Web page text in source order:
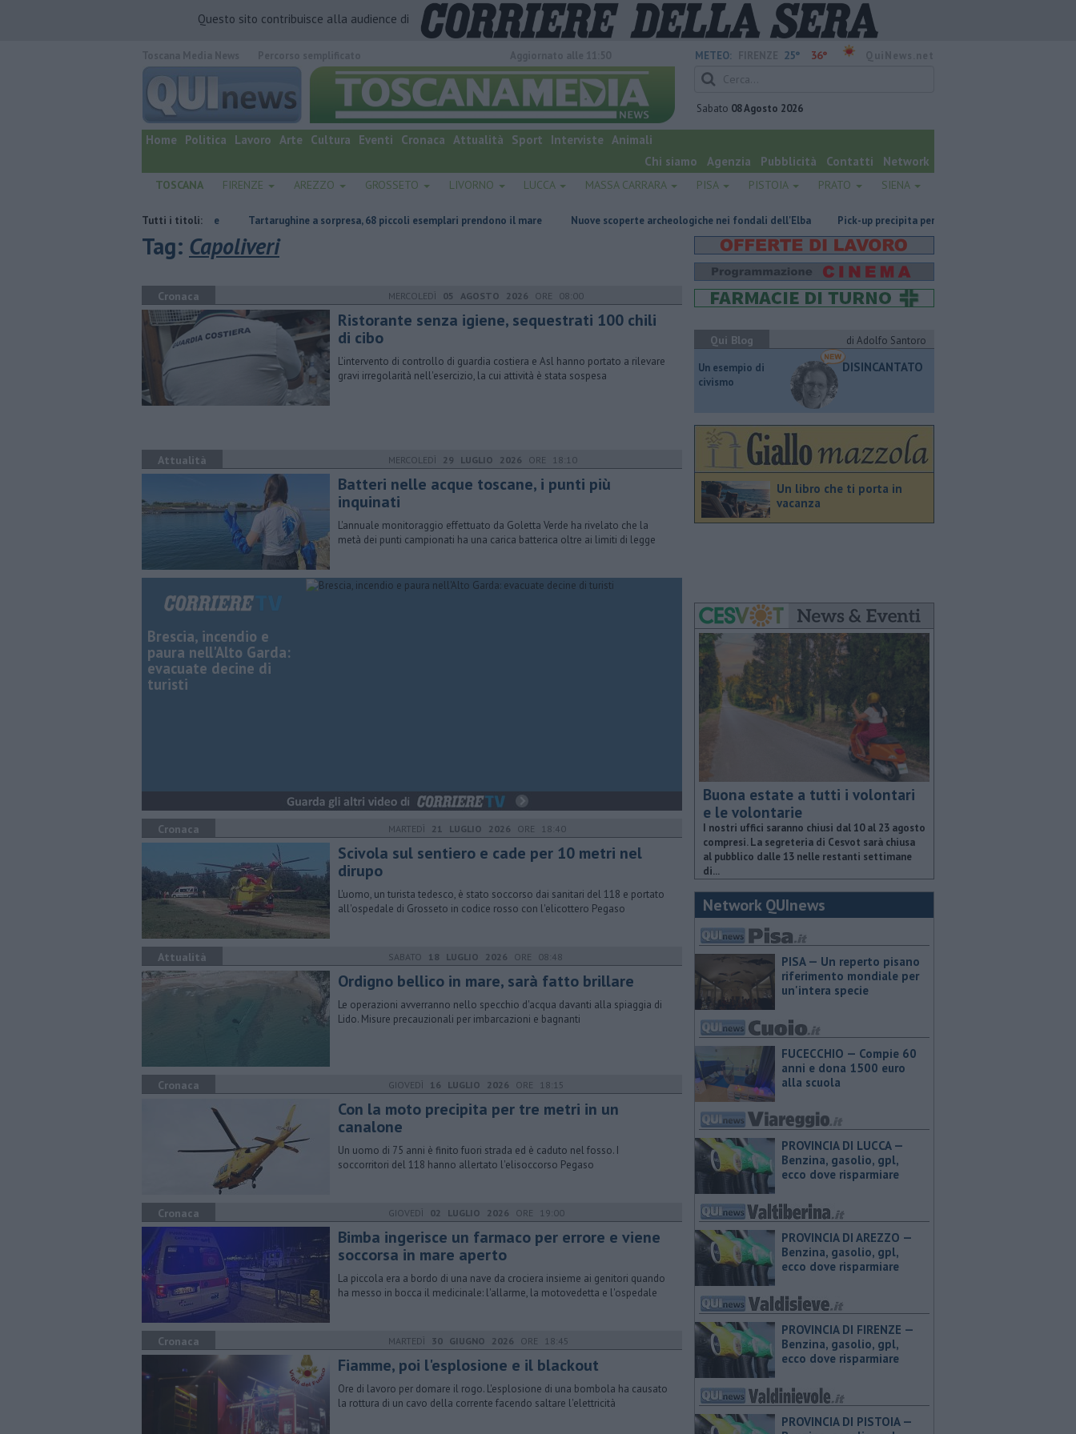
Questo sito contribuisce alla audience di
quotidiano online.
METEO: 25° 36°
Sabato 08 Agosto 2026
Home Politica Lavoro Arte Cultura Eventi Cronaca Attualità Sport Interviste Animali
Chi siamo
Agenzia Pubblicità Contatti Network
TOSCANA FIRENZE AREZZO GROSSETO LIVORNO LUCCA MASSA CARRARA PISA PISTOIA PRATO SIENA
Tutti i titoli:
Tartarughine a sorpresa, 68 piccoli esemplari prendono il mare Nuove scoperte archeologiche nei fondali dell'Elba Pick-up precipita per 70 metri, due feriti nella scarpata
Tag: Capoliveri
Cronaca MERCOLEDÌ 05 AGOSTO 2026 ORE 08:00
Ristorante senza igiene, sequestrati 100 chili
di cibo
L'intervento di controllo di guardia costiera e Asl hanno portato a rilevare
gravi irregolarità nell'esercizio, la cui attività è stata sospesa
Attualità MERCOLEDÌ 29 LUGLIO 2026 ORE 18:10
Batteri nelle acque toscane, i punti più
inquinati
L'annuale monitoraggio effettuato da Goletta Verde ha rivelato che la
metà dei punti campionati ha una carica batterica oltre ai limiti di legge
Brescia, incendio e
paura nell'Alto Garda:
evacuate decine di
turisti
Cronaca MARTEDÌ 21 LUGLIO 2026 ORE 18:40
Scivola sul sentiero e cade per 10 metri nel
dirupo
L'uomo, un turista tedesco, è stato soccorso dai sanitari del 118 e portato
all'ospedale di Grosseto in codice rosso con l'elicottero Pegaso
Attualità SABATO 18 LUGLIO 2026 ORE 08:48
Ordigno bellico in mare, sarà fatto brillare
Le operazioni avverranno nello specchio d'acqua davanti alla spiaggia di
Lido. Misure precauzionali per imbarcazioni e bagnanti
Cronaca GIOVEDÌ 16 LUGLIO 2026 ORE 18:15
Con la moto precipita per tre metri in un
canalone
Un uomo di 75 anni è finito fuori strada ed è caduto nel fosso. I
soccorritori del 118 hanno allertato l'elisoccorso Pegaso
Cronaca GIOVEDÌ 02 LUGLIO 2026 ORE 19:00
Bimba ingerisce un farmaco per errore e viene
soccorsa in mare aperto
La piccola era a bordo di una nave da crociera insieme ai genitori quando
ha messo in bocca il medicinale: l'allarme, la motovedetta e l'ospedale
Cronaca MARTEDÌ 30 GIUGNO 2026 ORE 18:45
Fiamme, poi l'esplosione e il blackout
Ore di lavoro per domare il rogo. L'esplosione di una bombola ha causato
la rottura di un cavo della corrente facendo saltare l'elettricità
Qui Blog
di Adolfo Santoro
​Un esempio di
civismo
DISINCANTATO
Un libro che ti porta in
vacanza
Buona estate a tutti i volontari
e le volontarie
I nostri uffici saranno chiusi dal 10 al 23 agosto
compresi. La segreteria di Cesvot sarà chiusa
al pubblico dalle 13 nelle restanti settimane
di...
Network QUInews
PISA — Un reperto pisano
riferimento mondiale per
un'intera specie
FUCECCHIO — Compie 60
anni e dona 1500 euro
alla scuola
PROVINCIA DI LUCCA — ​
Benzina, gasolio, gpl,
ecco dove risparmiare
PROVINCIA DI AREZZO — ​
Benzina, gasolio, gpl,
ecco dove risparmiare
PROVINCIA DI FIRENZE — ​
Benzina, gasolio, gpl,
ecco dove risparmiare
PROVINCIA DI PISTOIA — ​